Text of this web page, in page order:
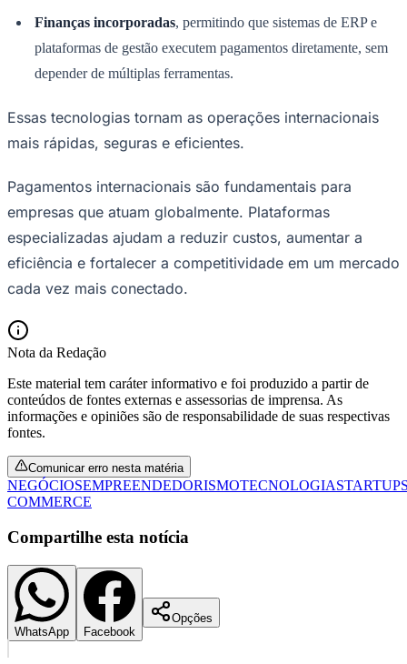
Fluminense
Finanças incorporadas, permitindo que sistemas de ERP e
plataformas de gestão executem pagamentos diretamente, sem
depender de múltiplas ferramentas.
Essas tecnologias tornam as operações internacionais
mais rápidas, seguras e eficientes.
Pagamentos internacionais são fundamentais para
empresas que atuam globalmente. Plataformas
especializadas ajudam a reduzir custos, aumentar a
eficiência e fortalecer a competitividade em um mercado
cada vez mais conectado.
Nota da Redação
Este material tem caráter informativo e foi produzido a partir de
conteúdos de fontes externas e assessorias de imprensa. As
informações e opiniões são de responsabilidade de suas respectivas
fontes.
Comunicar erro nesta matéria
NEGÓCIOSEMPREENDEDORISMOTECNOLOGIA
COMMERCE
Compartilhe esta notícia
WhatsApp Facebook
Opções